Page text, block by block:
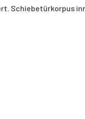
Schiebetürkorpus